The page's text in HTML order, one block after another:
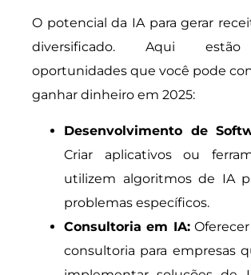
O potencial da IA para gerar
diversificado. Aqui estão
oportunidades que você pode
ganhar dinheiro em 2025:
Desenvolvimento de
Criar aplicativos ou
utilizem algoritmos de IA
problemas específicos.
Consultoria em IA:Oferecer
consultoria para empresas